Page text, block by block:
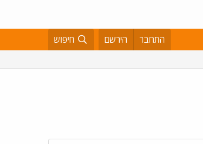
התחבר הירשם חיפוש